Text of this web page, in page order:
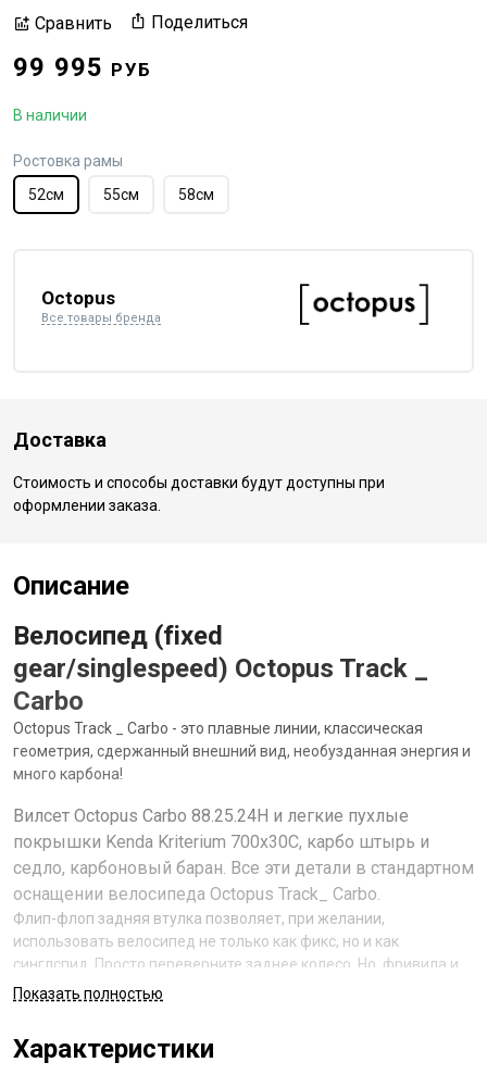
Сравнить Поделиться
99 995 РУБ
В наличии
Ростовка рамы
52см
55см 58см
Octopus
Все товары бренда
Доставка
Стоимость и способы доставки будут доступны при
оформлении заказа.
Описание
Велосипед (fixed
gear/singlespeed) Octopus Track _
Carbo
Octopus Track _ Carbo - это плавные линии, классическая
геометрия, сдержанный внешний вид, необузданная энергия и
много карбона!
Вилсет Octopus Carbo 88.25.24H и легкие пухлые
покрышки Kenda Kriterium 700x30C, карбо штырь и
седло, карбоновый баран. Все эти детали в стандартном
оснащении велосипеда Octopus Track_ Carbo.
Флип-флоп задняя втулка позволяет, при желании,
использовать велосипед не только как фикс, но и как
синглспид. Просто переверните заднее колесо. Но, фривила и
тормоза нет в комплекте, при необходимости можно добавить
Показать полностью
Характеристики